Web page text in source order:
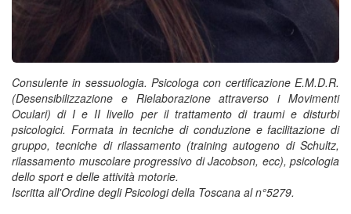
Consulente in sessuologia. Psicologa con certificazione E.M.D.R.
(Desensibilizzazione e Rielaborazione attraverso i Movimenti
Oculari) di I e II livello per il trattamento di traumi e disturbi
psicologici. Formata in tecniche di conduzione e facilitazione di
gruppo, tecniche di rilassamento (training autogeno di Schultz,
rilassamento muscolare progressivo di Jacobson, ecc), psicologia
dello sport e delle attività motorie.
Iscritta all'Ordine degli Psicologi della Toscana al n°5279.